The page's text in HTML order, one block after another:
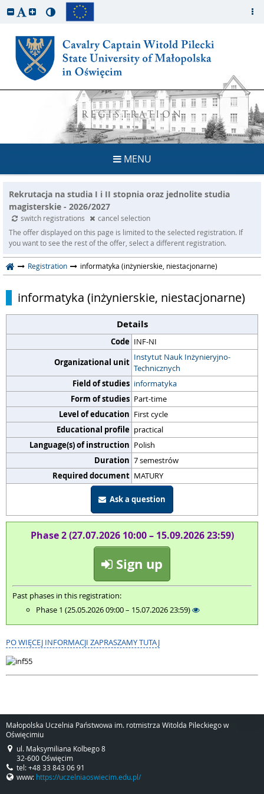
REGISTRATION
MENU
Rekrutacja na studia I i II stopnia oraz jednolite studia
magisterskie - 2026/2027
switch registrations
cancel selection
The offer displayed on this page is limited to the selected registration. If
you want to see the rest of the offer, select a different registration.
Registration informatyka (inżynierskie, niestacjonarne)
informatyka (inżynierskie, niestacjonarne)
Details
Code INF-NI
Organizational unit Instytut Nauk Inżynieryjno-
Technicznych
Field of studies informatyka
Form of studies Part-time
Level of education First cycle
Educational profile practical
Language(s) of instruction Polish
Duration 7 semestrów
Required document MATURY
Ask a question
Phase 2 (27.07.2026 10:00 – 15.09.2026 23:59)
Sign up
Past phases in this registration:
Phase 1 (25.05.2026 09:00 – 15.07.2026 23:59)
PO WIĘCEJ INFORMACJI ZAPRASZAMY TUTAJ
Małopolska Uczelnia Państwowa im. rotmistrza Witolda Pileckiego w
Oświęcimiu
ul. Maksymiliana Kolbego 8
32-600 Oświęcim
tel: +48 33 843 06 91
www: https://uczelniaoswiecim.edu.pl/